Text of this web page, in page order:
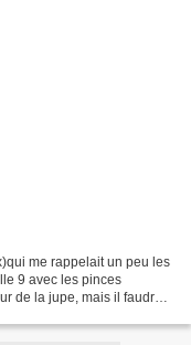
me rappelait un peu les
9 avec les pinces
de la jupe, mais il faudra